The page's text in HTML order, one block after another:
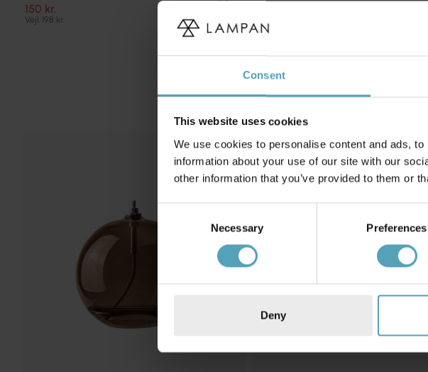
Consent
This website uses cookies
We use cookies to personalise content and ads,
information about your use of our site with our
other information that you’ve provided to them or
Necessary Preferences
Deny
150 kr.
Vejl. 198 kr.
PRISMATCH